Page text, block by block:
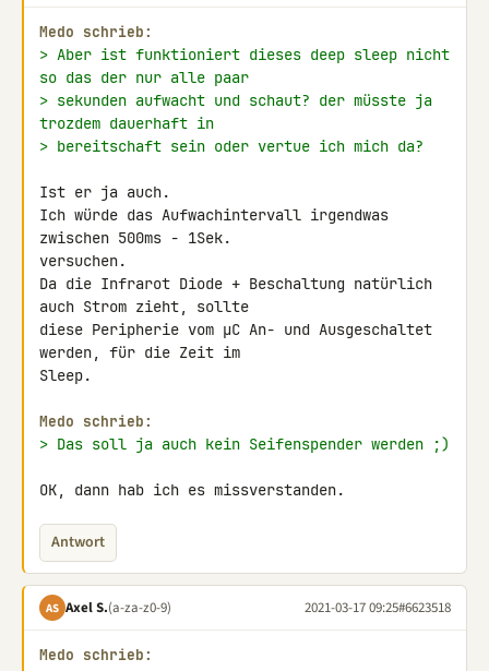
Medo schrieb:
> Aber ist funktioniert dieses deep sleep nicht
so das der nur alle paar
> sekunden aufwacht und schaut? der müsste ja
trozdem dauerhaft in
> bereitschaft sein oder vertue ich mich da?
Ist er ja auch.
Ich würde das Aufwachintervall irgendwas
zwischen 500ms - 1Sek.
versuchen.
Da die Infrarot Diode + Beschaltung natürlich
auch Strom zieht, sollte
diese Peripherie vom µC An- und Ausgeschaltet
werden, für die Zeit im
Sleep.
Medo schrieb:
> Das soll ja auch kein Seifenspender werden ;)
OK, dann hab ich es missverstanden.
Antwort
AS Axel S.(a-za-z0-9) 2021-03-17 09:25#6623518
Medo schrieb: